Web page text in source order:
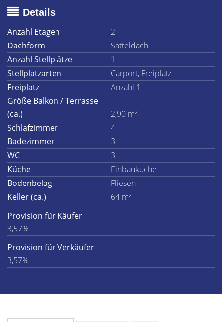
Details
Anzahl Etagen
2
Dachform
Satteldach
Anzahl Stellplätze
1
Stellplatzarten
Carport, Freiplatz
Freiplatz
Anzahl 1
Größe Balkon / Terrasse
(ca.)
2,90 m²
Schlafzimmer
4
Badezimmer
3
WC
3
Küche
Einbauküche
Bodenbelag
Fliesen
Keller (ca.)
64 m²
Provision für Käufer
3,57%
Provision für Verkäufer
3,57%